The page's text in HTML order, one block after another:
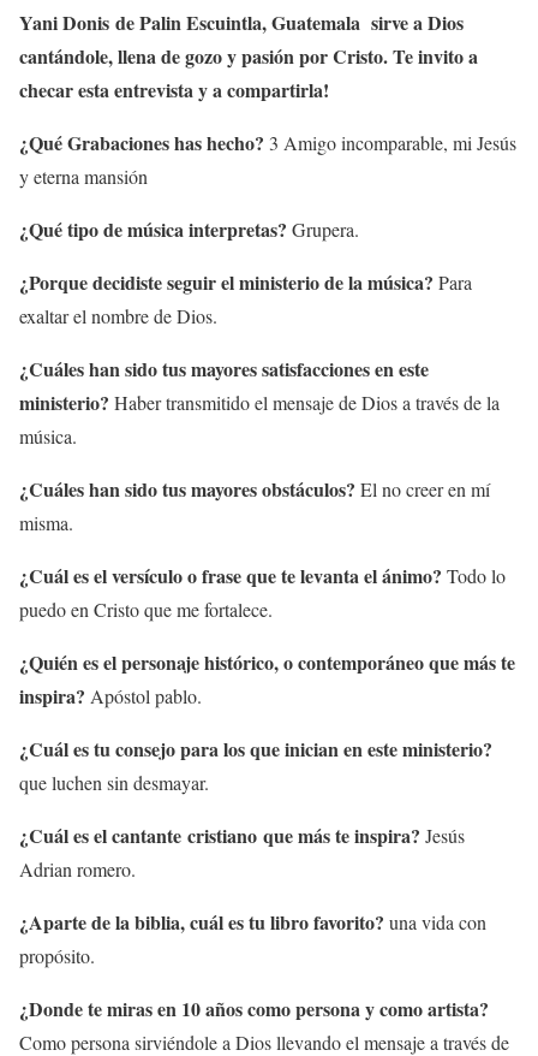
Yani Donis de Palin Escuintla, Guatemala sirve a Dios
cantándole, llena de gozo y pasión por Cristo. Te invito a
checar esta entrevista y a compartirla!
¿Qué Grabaciones has hecho? 3 Amigo incomparable, mi Jesús
y eterna mansión
¿Qué tipo de música interpretas? Grupera.
¿Porque decidiste seguir el ministerio de la música? Para
exaltar el nombre de Dios.
¿Cuáles han sido tus mayores satisfacciones en este
ministerio? Haber transmitido el mensaje de Dios a través de la
música.
¿Cuáles han sido tus mayores obstáculos? El no creer en mí
misma.
¿Cuál es el versículo o frase que te levanta el ánimo? Todo lo
puedo en Cristo que me fortalece.
¿Quién es el personaje histórico, o contemporáneo que más te
inspira? Apóstol pablo.
¿Cuál es tu consejo para los que inician en este ministerio?
que luchen sin desmayar.
¿Cuál es el cantante cristiano que más te inspira? Jesús
Adrian romero.
¿Aparte de la biblia, cuál es tu libro favorito? una vida con
propósito.
¿Donde te miras en 10 años como persona y como artista?
Como persona sirviéndole a Dios llevando el mensaje a través de